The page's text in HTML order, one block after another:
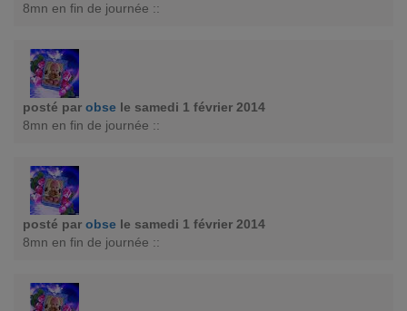
8mn en fin de journée ::
posté par obse le samedi 1 février 2014
8mn en fin de journée ::
posté par obse le samedi 1 février 2014
8mn en fin de journée ::